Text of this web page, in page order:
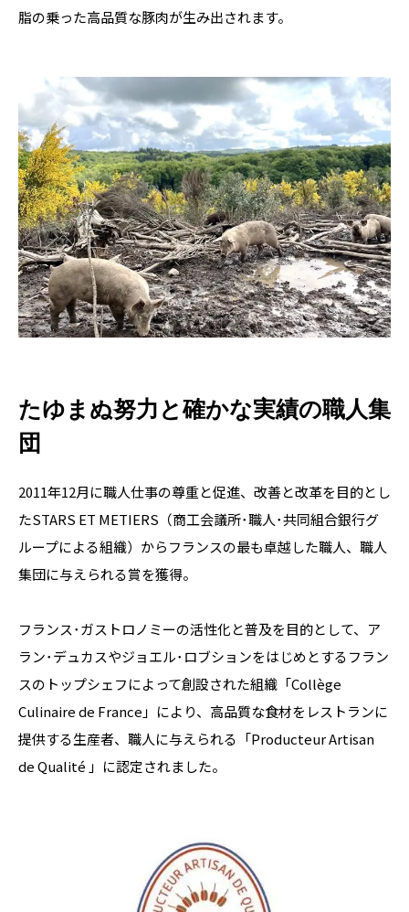
脂の乗った高品質な豚肉が生み出されます。
たゆまぬ努力と確かな実績の職人集
団
2011年12月に職人仕事の尊重と促進、改善と改革を目的とし
たSTARS ET METIERS（商工会議所･職人･共同組合銀行グ
ループによる組織）からフランスの最も卓越した職人、職人
集団に与えられる賞を獲得。
フランス･ガストロノミーの活性化と普及を目的として、ア
ラン･デュカスやジョエル･ロブションをはじめとするフラン
スのトップシェフによって創設された組織「Collège
Culinaire de France」により、高品質な食材をレストランに
提供する生産者、職人に与えられる「Producteur Artisan
de Qualité 」に認定されました。